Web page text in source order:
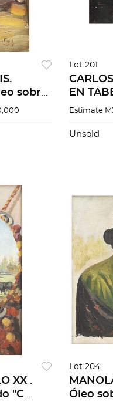
Lot 201
CARLOS
EN
Estimate
Unsold
XX .
"C
Lot 204
Óleo